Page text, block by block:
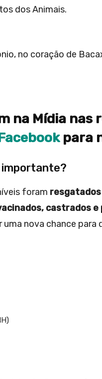
dos Animais.
no coração de
na Mídia nas
para
importante?
foram
castrados
uma nova chance para